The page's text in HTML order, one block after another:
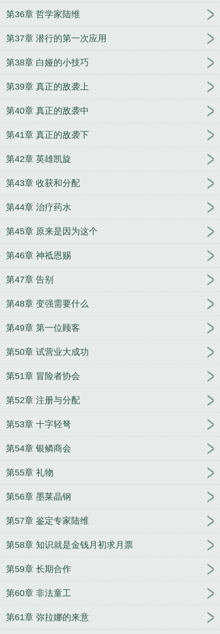
第36章 哲学家陆维
第37章 潜行的第一次应用
第38章 白娅的小技巧
第39章 真正的敌袭上
第40章 真正的敌袭中
第41章 真正的敌袭下
第42章 英雄凯旋
第43章 收获和分配
第44章 治疗药水
第45章 原来是因为这个
第46章 神祗恩赐
第47章 告别
第48章 变强需要什么
第49章 第一位顾客
第50章 试营业大成功
第51章 冒险者协会
第52章 注册与分配
第53章 十字轻弩
第54章 银鳞商会
第55章 礼物
第56章 墨莱晶钢
第57章 鉴定专家陆维
第58章 知识就是金钱月初求月票
第59章 长期合作
第60章 非法童工
第61章 弥拉娜的来意